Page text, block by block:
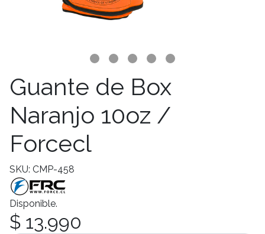
Guante de Box
Naranjo 10oz /
Forcecl
SKU: CMP-458
Disponible.
$ 13.990